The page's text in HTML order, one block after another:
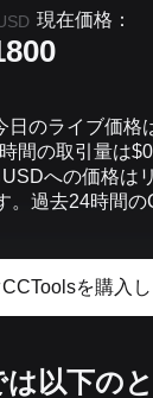
現在価格：
日のライブ価格
間の取引量は
への価格は
。過去24時間の
を購入
以下の